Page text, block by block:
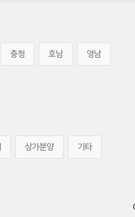
충청 호남 영남
상가분양 기타